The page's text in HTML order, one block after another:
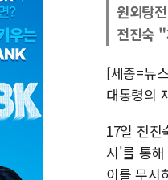
원외탕
전진숙
[세종=뉴
대통령의
17일 전진
시'를 통
이를 무시